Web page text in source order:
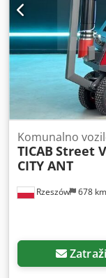
Rzeszów 678 km
Komunalno
TICAB Street
CITY ANT